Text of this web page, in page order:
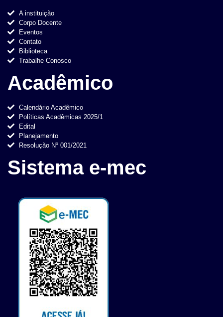
A instituição
Corpo Docente
Eventos
Contato
Biblioteca
Trabalhe Conosco
Acadêmico
Calendário Acadêmico
Políticas Acadêmicas 2025/1
Edital
Planejamento
Resolução Nº 001/2021
Sistema e-mec